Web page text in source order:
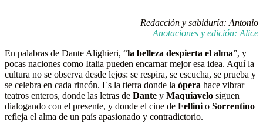
Redacción y sabiduría: Antonio
Anotaciones y edición: Alice
En palabras de Dante Alighieri, “la belleza despierta el alma”, y
pocas naciones como Italia pueden encarnar mejor esa idea. Aquí la
cultura no se observa desde lejos: se respira, se escucha, se prueba y
se celebra en cada rincón. Es la tierra donde la ópera hace vibrar
teatros enteros, donde las letras de Dante y Maquiavelo siguen
dialogando con el presente, y donde el cine de Fellini o Sorrentino
refleja el alma de un país apasionado y contradictorio.